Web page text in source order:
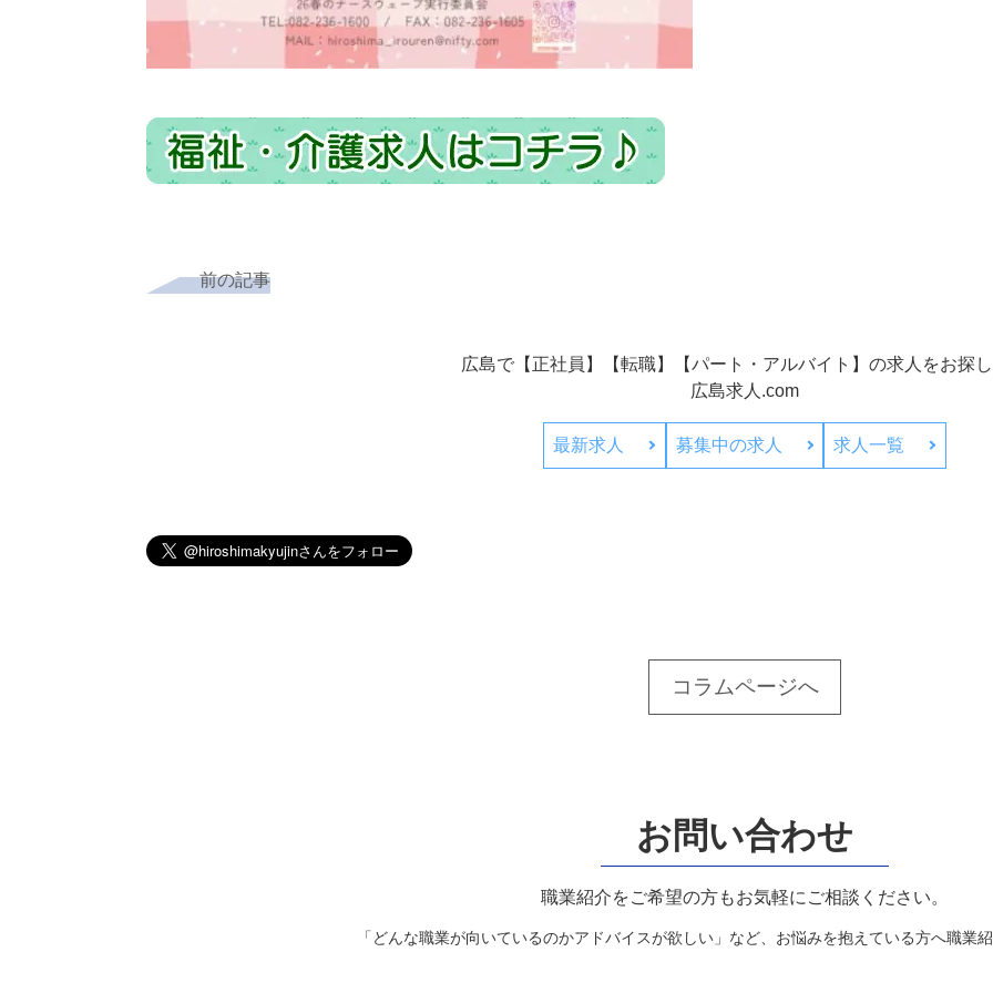
前の記事
広島で【正社員】【転職】【パート・アルバイト】の求人をお探
広島求人.com
最新求人 募集中の求人 求人一覧
コラムページへ
お問い合わせ
職業紹介をご希望の方もお気軽にご相談ください。
「どんな職業が向いているのかアドバイスが欲しい」など、お悩みを抱えている方へ職業